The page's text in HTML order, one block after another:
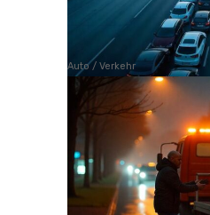
Auto / Verkehr